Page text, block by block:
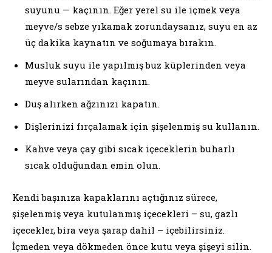
suyunu — kaçının. Eğer yerel su ile içmek veya
meyve/s sebze yıkamak zorundaysanız, suyu en az
üç dakika kaynatın ve soğumaya bırakın.
Musluk suyu ile yapılmış buz küplerinden veya
meyve sularından kaçının.
Duş alırken ağzınızı kapatın.
Dişlerinizi fırçalamak için şişelenmiş su kullanın.
Kahve veya çay gibi sıcak içeceklerin buharlı
sıcak olduğundan emin olun.
Kendi başınıza kapaklarını açtığınız sürece,
şişelenmiş veya kutulanmış içecekleri – su, gazlı
içecekler, bira veya şarap dahil – içebilirsiniz.
İçmeden veya dökmeden önce kutu veya şişeyi silin.